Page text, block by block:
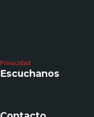
Privacidad
Escuchanos